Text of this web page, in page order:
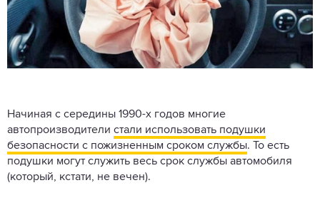
Начиная с середины 1990-х годов многие
автопроизводители стали использовать подушки
безопасности с пожизненным сроком службы. То есть
подушки могут служить весь срок службы автомобиля
(который, кстати, не вечен).